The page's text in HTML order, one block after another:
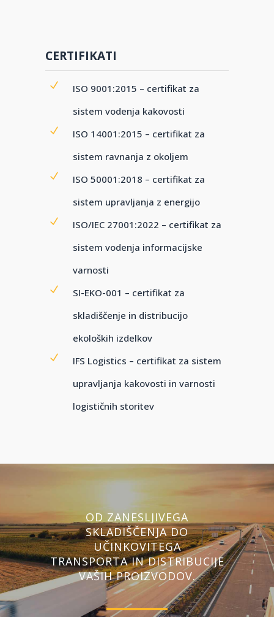
CERTIFIKATI
ISO 9001:2015 – certifikat za
sistem vodenja kakovosti
ISO 14001:2015 – certifikat za
sistem ravnanja z okoljem
ISO 50001:2018 – certifikat za
sistem upravljanja z energijo
ISO/IEC 27001:2022 – certifikat za
sistem vodenja informacijske
varnosti
SI-EKO-001 – certifikat za
skladiščenje in distribucijo
ekoloških izdelkov
IFS Logistics – certifikat za sistem
upravljanja kakovosti in varnosti
logističnih storitev
OD ZANESLJIVEGA
SKLADIŠČENJA DO
UČINKOVITEGA
TRANSPORTA IN DISTRIBUCIJE
VAŠIH PROIZVODOV.